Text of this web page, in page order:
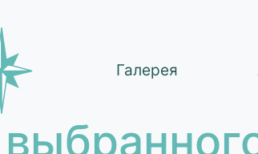
Галерея